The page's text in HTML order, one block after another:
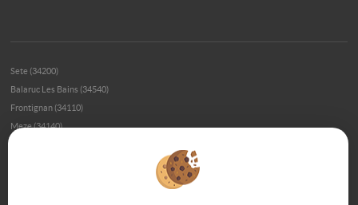
Sete (34200)
Balaruc Les Bains (34540)
Frontignan (34110)
Meze (34140)